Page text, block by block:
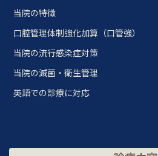
当院の特徴
口腔管理体制強化加算（口管強）
当院の流行感染症対策
当院の滅菌・衛生管理
英語での診療に対応